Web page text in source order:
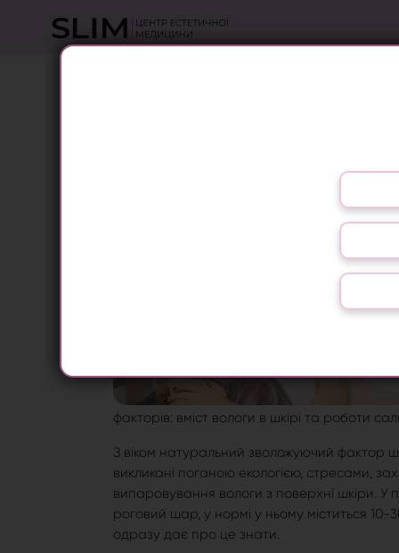
факторів: вміст вологи в шкірі та роботи
З віком натуральний зволожуючий фактор
викликані поганою екологією, стресами,
випаровування вологи з поверхні шкіри. У
роговий шар, у нормі у ньому міститься
одразу дає про це знати.